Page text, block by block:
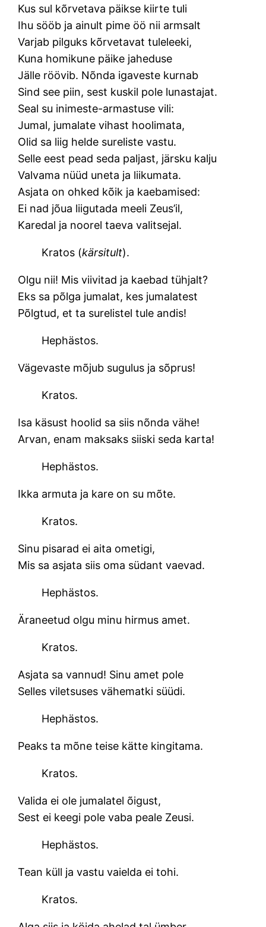
Kus sul kõrvetava päikse kiirte tuli
Ihu sööb ja ainult pime öö nii armsalt
Varjab pilguks kõrvetavat tuleleeki,
Kuna homikune päike jaheduse
Jälle röövib. Nõnda igaveste kurnab
Sind see piin, sest kuskil pole lunastajat.
Seal su inimeste-armastuse vili:
Jumal, jumalate vihast hoolimata,
Olid sa liig helde sureliste vastu.
Selle eest pead seda paljast, järsku kalju
Valvama nüüd uneta ja liikumata.
Asjata on ohked kõik ja kaebamised:
Ei nad jõua liigutada meeli Zeus’il,
Karedal ja noorel taeva valitsejal.
Kratos (kärsitult).
Olgu nii! Mis viivitad ja kaebad tühjalt?
Eks sa põlga jumalat, kes jumalatest
Põlgtud, et ta surelistel tule andis!
Hephästos.
Vägevaste mõjub sugulus ja sõprus!
Kratos.
Isa käsust hoolid sa siis nõnda vähe!
Arvan, enam maksaks siiski seda karta!
Hephästos.
Ikka armuta ja kare on su mõte.
Kratos.
Sinu pisarad ei aita ometigi,
Mis sa asjata siis oma südant vaevad.
Hephästos.
Äraneetud olgu minu hirmus amet.
Kratos.
Asjata sa vannud! Sinu amet pole
Selles viletsuses vähematki süüdi.
Hephästos.
Peaks ta mõne teise kätte kingitama.
Kratos.
Valida ei ole jumalatel õigust,
Sest ei keegi pole vaba peale Zeusi.
Hephästos.
Tean küll ja vastu vaielda ei tohi.
Kratos.